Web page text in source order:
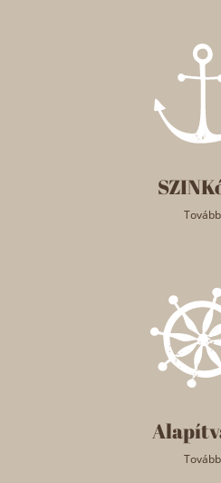
Tovább
Tovább